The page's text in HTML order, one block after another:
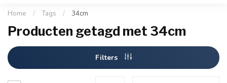
Home / Tags / 34cm
Producten getagd met 34cm
Filters